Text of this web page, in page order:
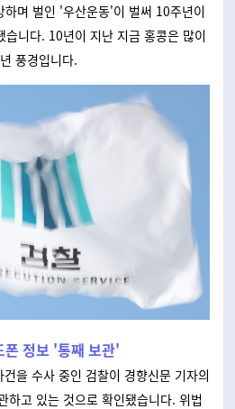
하며 벌인 '우산운동'이 벌써 10주년이
니다. 10년이 지난 지금 홍콩은 많이
풍경입니다.
폰 정보 '통째 보관'
을 수사 중인 검찰이 경향신문 기자의
하고 있는 것으로 확인됐습니다. 위법